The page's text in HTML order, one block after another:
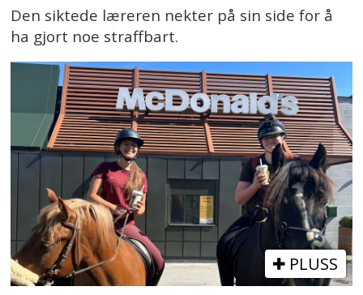
Den siktede læreren nekter på sin side for å
ha gjort noe straffbart.
PLUSS